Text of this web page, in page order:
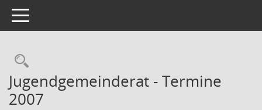
Toggle navigation
Rechercheauswahl
Jugendgemeinderat - Termine
2007